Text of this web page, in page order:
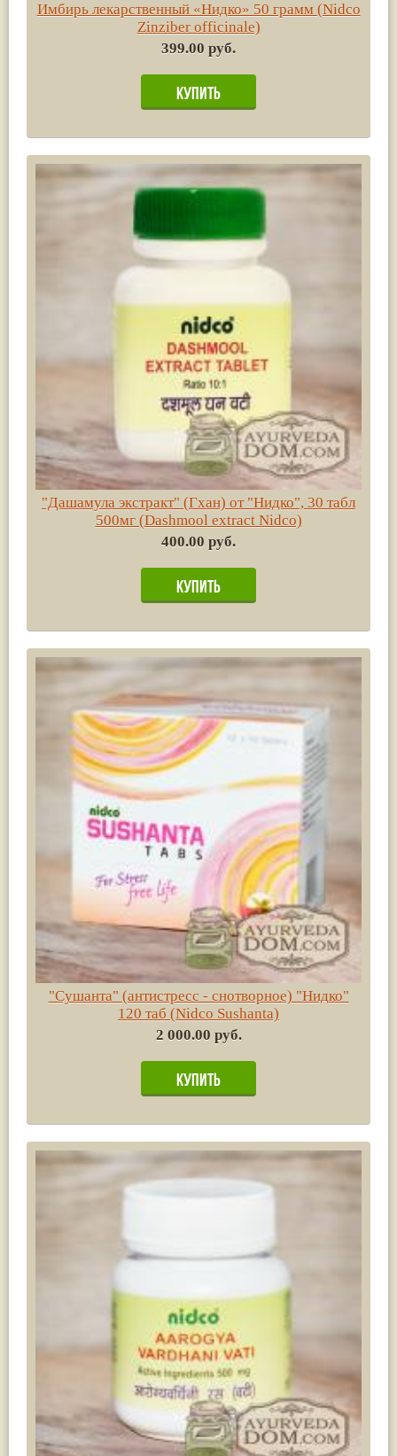
Имбирь лекарственный «Нидко» 50 грамм (Nidco
Zinziber officinale)
399.00 руб.
"Дашамула экстракт" (Гхан) от "Нидко", 30 табл
500мг (Dashmool extract Nidco)
400.00 руб.
"Сушанта" (антистресс - снотворное) "Нидко"
120 таб (Nidco Sushanta)
2 000.00 руб.